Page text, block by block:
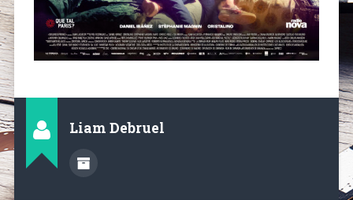
Liam Debruel